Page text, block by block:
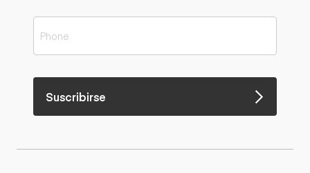
Suscribirse